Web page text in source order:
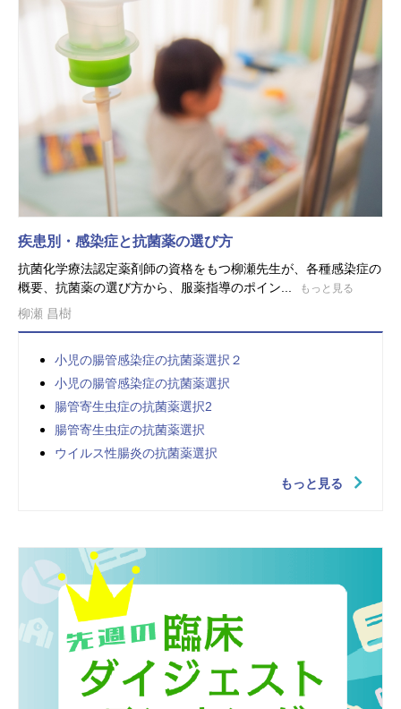
疾患別・感染症と抗菌薬の選び方
抗菌化学療法認定薬剤師の資格をもつ柳瀬先生が、各種感染症の
概要、抗菌薬の選び方から、服薬指導のポイン...
もっと見る
柳瀬 昌樹
小児の腸管感染症の抗菌薬選択２
小児の腸管感染症の抗菌薬選択
腸管寄生虫症の抗菌薬選択2
腸管寄生虫症の抗菌薬選択
ウイルス性腸炎の抗菌薬選択
もっと見る